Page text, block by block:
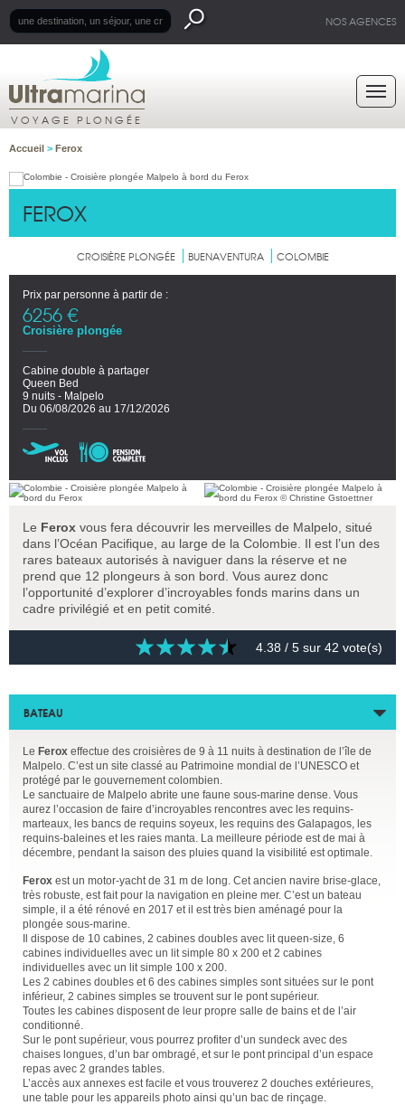
NOS AGENCES
VOYAGE PLONGÉE
Accueil > Ferox
FEROX
CROISIÈRE PLONGÉE BUENAVENTURA COLOMBIE
Prix par personne à partir de :
6256 €
Croisière plongée
Cabine double à partager
Queen Bed
9 nuits - Malpelo
Du 06/08/2026 au 17/12/2026
Le Ferox vous fera découvrir les merveilles de Malpelo, situé
dans l’Océan Pacifique, au large de la Colombie. Il est l’un des
rares bateaux autorisés à naviguer dans la réserve et ne
prend que 12 plongeurs à son bord. Vous aurez donc
l’opportunité d’explorer d’incroyables fonds marins dans un
cadre privilégié et en petit comité.
4.38 / 5 sur 42 vote(s)
BATEAU
Le Ferox effectue des croisières de 9 à 11 nuits à destination de l’île de
Malpelo. C’est un site classé au Patrimoine mondial de l’UNESCO et
protégé par le gouvernement colombien.
Le sanctuaire de Malpelo abrite une faune sous-marine dense. Vous
aurez l’occasion de faire d’incroyables rencontres avec les requins-
marteaux, les bancs de requins soyeux, les requins des Galapagos, les
requins-baleines et les raies manta. La meilleure période est de mai à
décembre, pendant la saison des pluies quand la visibilité est optimale.
Ferox est un motor-yacht de 31 m de long. Cet ancien navire brise-glace,
très robuste, est fait pour la navigation en pleine mer. C’est un bateau
simple, il a été rénové en 2017 et il est très bien aménagé pour la
plongée sous-marine.
Il dispose de 10 cabines, 2 cabines doubles avec lit queen-size, 6
cabines individuelles avec un lit simple 80 x 200 et 2 cabines
individuelles avec un lit simple 100 x 200.
Les 2 cabines doubles et 6 des cabines simples sont situées sur le pont
inférieur, 2 cabines simples se trouvent sur le pont supérieur.
Toutes les cabines disposent de leur propre salle de bains et de l’air
conditionné.
Sur le pont supérieur, vous pourrez profiter d’un sundeck avec des
chaises longues, d’un bar ombragé, et sur le pont principal d’un espace
repas avec 2 grandes tables.
L’accès aux annexes est facile et vous trouverez 2 douches extérieures,
une table pour les appareils photo ainsi qu’un bac de rinçage.